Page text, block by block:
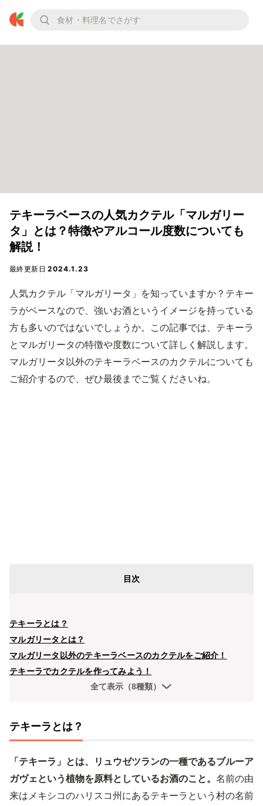
テキーラベースの人気カクテル「マルガリー
タ」とは？特徴やアルコール度数についても
解説！
最終更新日2024.1.23
人気カクテル「マルガリータ」を知っていますか？テキー
ラがベースなので、強いお酒というイメージを持っている
方も多いのではないでしょうか。この記事では、テキーラ
とマルガリータの特徴や度数について詳しく解説します。
マルガリータ以外のテキーラベースのカクテルについても
ご紹介するので、ぜひ最後までご覧くださいね。
目次
テキーラとは？
マルガリータとは？
マルガリータ以外のテキーラベースのカクテルをご紹介！
テキーラでカクテルを作ってみよう！
全て表示（8種類）
テキーラとは？
「テキーラ」とは、リュウゼツランの一種であるブルーア
ガヴェという植物を原料としているお酒のこと。 名前の由
来はメキシコのハリスコ州にあるテキーラという村の名前